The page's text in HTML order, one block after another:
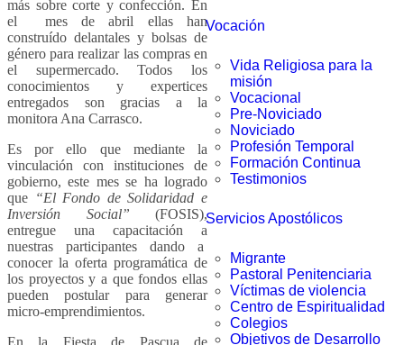
Vocación
Vida Religiosa para la
misión
Vocacional
Pre-Noviciado
Noviciado
Profesión Temporal
Formación Continua
Testimonios
Servicios Apostólicos
Migrante
Pastoral Penitenciaria
Víctimas de violencia
Centro de Espiritualidad
Colegios
Objetivos de Desarrollo
más sobre corte y confección. En
el mes de abril ellas han
construído delantales y bolsas de
género para realizar las compras en
el supermercado. Todos los
conocimientos y expertices
entregados son gracias a la
monitora Ana Carrasco.
Es por ello que mediante la
vinculación con instituciones de
gobierno, este mes se ha logrado
que “El Fondo de Solidaridad e
Inversión Social” (FOSIS),
entregue una capacitación a
nuestras participantes dando a
conocer la oferta programática de
los proyectos y a que fondos ellas
pueden postular para generar
micro-emprendimientos.
En la Fiesta de Pascua de